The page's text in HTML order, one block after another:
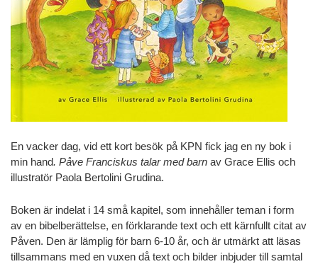
En vacker dag, vid ett kort besök på KPN fick jag en ny bok i
min hand. Påve Franciskus talar med barn av Grace Ellis och
illustratör Paola Bertolini Grudina.
Boken är indelat i 14 små kapitel, som innehåller teman i form
av en bibelberättelse, en förklarande text och ett kärnfullt citat av
Påven. Den är lämplig för barn 6-10 år, och är utmärkt att läsas
tillsammans med en vuxen då text och bilder inbjuder till samtal